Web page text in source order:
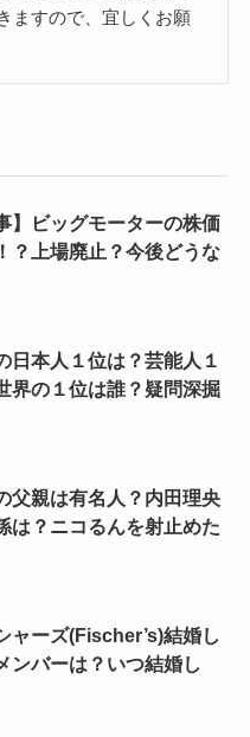
ますので、宜しくお願
】ビッグモーターの株価
？上場廃止？今後どうな
日本人１位は？芸能人１
界の１位は誰？疑問深掘
父親は有名人？内田理央
は？ニコるんを射止めた
ャーズ(Fischer’s)結婚し
ンバーは？いつ結婚し